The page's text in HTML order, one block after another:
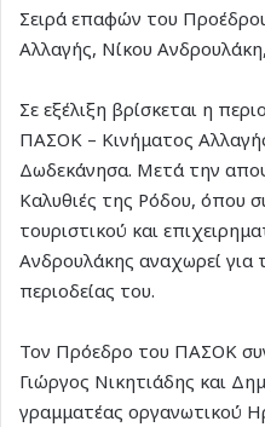
Σειρά επαφών του
Αλλαγής, Νίκου
Σε εξέλιξη βρίσκεται η
ΠΑΣΟΚ – Κινήματος
Δωδεκάνησα. Μετά την
Καλυθιές της Ρόδου, όπου
τουριστικού και
Ανδρουλάκης αναχωρεί για
περιοδείας του.
Τον Πρόεδρο του ΠΑΣΟΚ
Γιώργος Νικητιάδης και
γραμματέας οργανωτικού